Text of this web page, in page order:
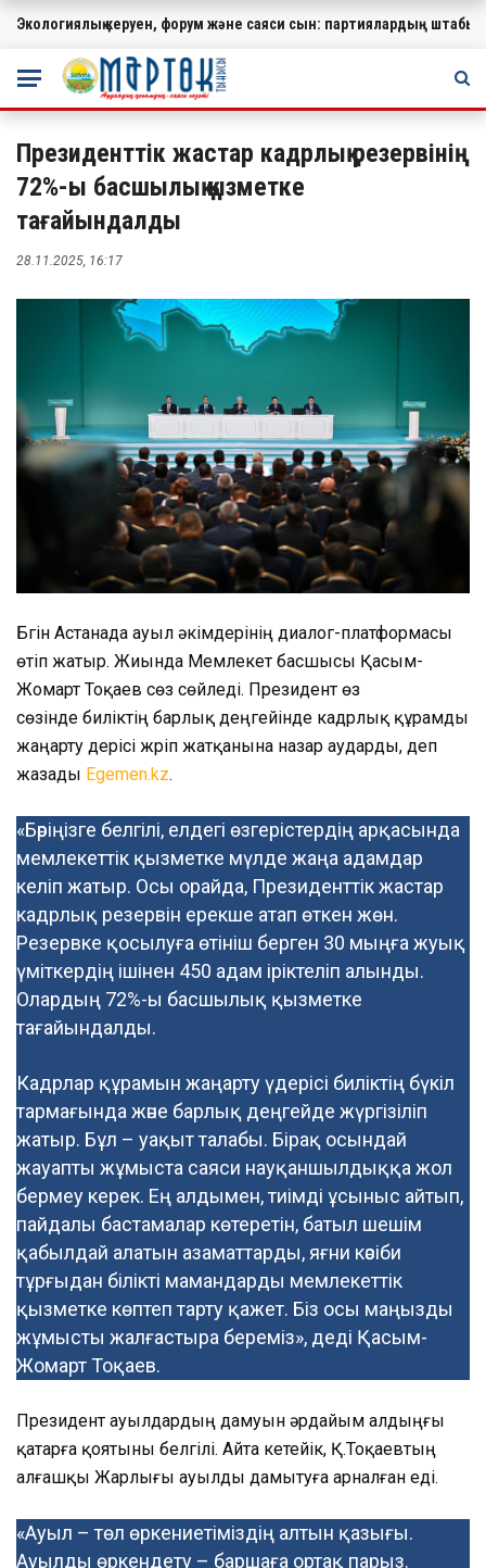
МАҢЫЗДЫ
Экологиялық керуен, форум және саяси сын: партиялардың
Президенттік жастар кадрлық резервінің
72%-ы басшылық қызметке
тағайындалды
28.11.2025, 16:17
Бүгін Астанада ауыл әкімдерінің диалог-платформасы
өтіп жатыр. Жиында Мемлекет басшысы Қасым-
Жомарт Тоқаев сөз сөйледі. Президент өз
сөзінде биліктің барлық деңгейінде кадрлық құрамды
жаңарту үдерісі жүріп жатқанына назар аударды, деп
жазады Egemen.kz.
«Бәріңізге белгілі, елдегі өзгерістердің арқасында
мемлекеттік қызметке мүлде жаңа адамдар
келіп жатыр. Осы орайда, Президенттік жастар
кадрлық резервін ерекше атап өткен жөн.
Резервке қосылуға өтініш берген 30 мыңға жуық
үміткердің ішінен 450 адам іріктеліп алынды.
Олардың 72%-ы басшылық қызметке
тағайындалды.
Кадрлар құрамын жаңарту үдерісі биліктің бүкіл
тармағында және барлық деңгейде жүргізіліп
жатыр. Бұл – уақыт талабы. Бірақ осындай
жауапты жұмыста саяси науқаншылдыққа жол
бермеу керек. Ең алдымен, тиімді ұсыныс айтып,
пайдалы бастамалар көтеретін, батыл шешім
қабылдай алатын азаматтарды, яғни кәсіби
тұрғыдан білікті мамандарды мемлекеттік
қызметке көптеп тарту қажет. Біз осы маңызды
жұмысты жалғастыра береміз», деді Қасым-
Жомарт Тоқаев.
Президент ауылдардың дамуын әрдайым алдыңғы
қатарға қоятыны белгілі. Айта кетейік, Қ.Тоқаевтың
алғашқы Жарлығы ауылды дамытуға арналған еді.
«Ауыл – төл өркениетіміздің алтын қазығы.
Ауылды өркендету – баршаға ортақ парыз.